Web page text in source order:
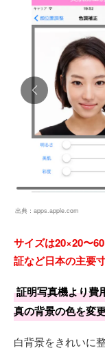
出典： apps.apple.com
サイズは20×20〜
証など日本の主要
証明写真機より費
真の背景の色を変
白背景をきれいに